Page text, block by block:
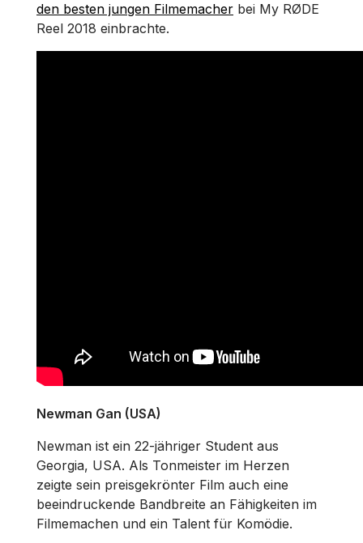
den besten jungen Filmemacher bei My RØDE
Reel 2018 einbrachte.
Newman Gan (USA)
Newman ist ein 22-jähriger Student aus
Georgia, USA. Als Tonmeister im Herzen
zeigte sein preisgekrönter Film auch eine
beeindruckende Bandbreite an Fähigkeiten im
Filmemachen und ein Talent für Komödie.